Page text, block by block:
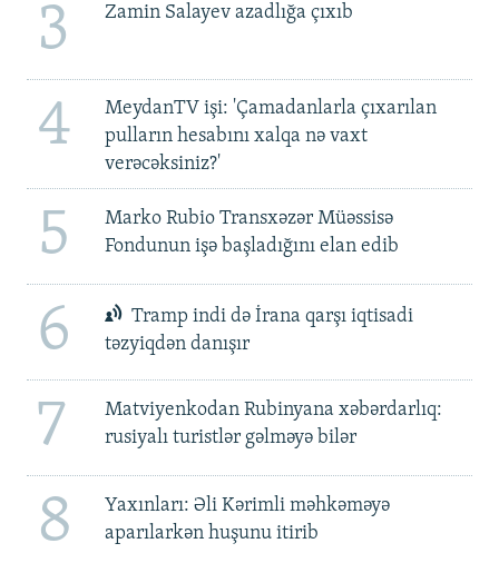
3 Zamin Salayev azadlığa çıxıb
4
MeydanTV işi: 'Çamadanlarla çıxarılan
pulların hesabını xalqa nə vaxt
verəcəksiniz?'
5
Marko Rubio Transxəzər Müəssisə
Fondunun işə başladığını elan edib
6
Tramp indi də İrana qarşı iqtisadi
təzyiqdən danışır
7
Matviyenkodan Rubinyana xəbərdarlıq:
rusiyalı turistlər gəlməyə bilər
8
Yaxınları: Əli Kərimli məhkəməyə
aparılarkən huşunu itirib